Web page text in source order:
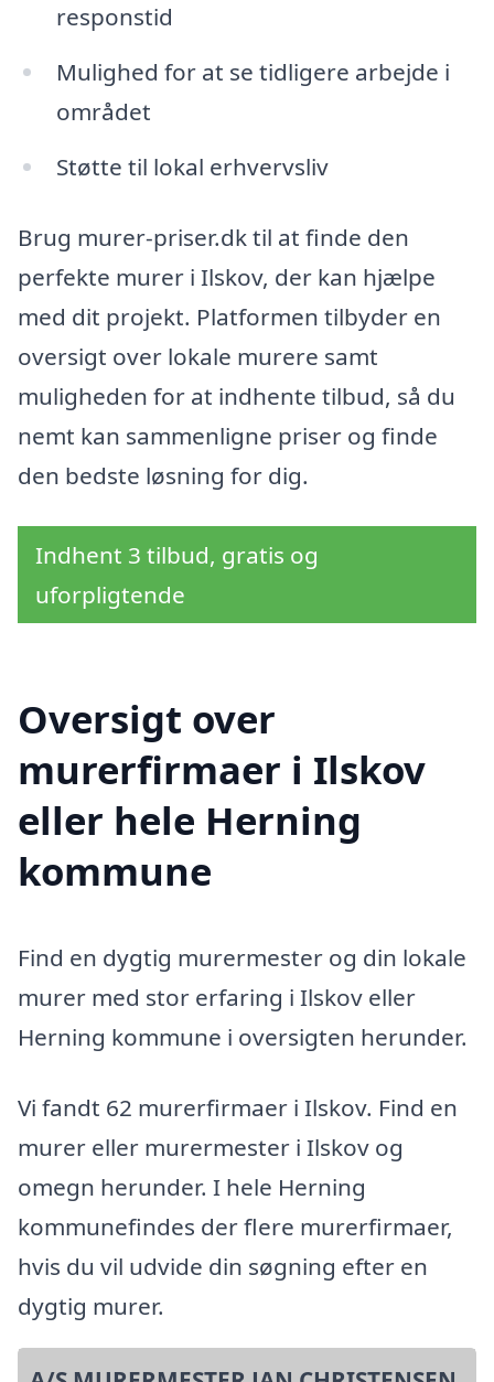
responstid
Mulighed for at se tidligere arbejde i
området
Støtte til lokal erhvervsliv
Brug murer-priser.dk til at finde den
perfekte murer i Ilskov, der kan hjælpe
med dit projekt. Platformen tilbyder en
oversigt over lokale murere samt
muligheden for at indhente tilbud, så du
nemt kan sammenligne priser og finde
den bedste løsning for dig.
Indhent 3 tilbud, gratis og
uforpligtende
Oversigt over
murerfirmaer i Ilskov
eller hele Herning
kommune
Find en dygtig murermester og din lokale
murer med stor erfaring i Ilskov eller
Herning kommune i oversigten herunder.
Vi fandt 62 murerfirmaer i Ilskov. Find en
murer eller murermester i Ilskov og
omegn herunder. I hele Herning
kommunefindes der flere murerfirmaer,
hvis du vil udvide din søgning efter en
dygtig murer.